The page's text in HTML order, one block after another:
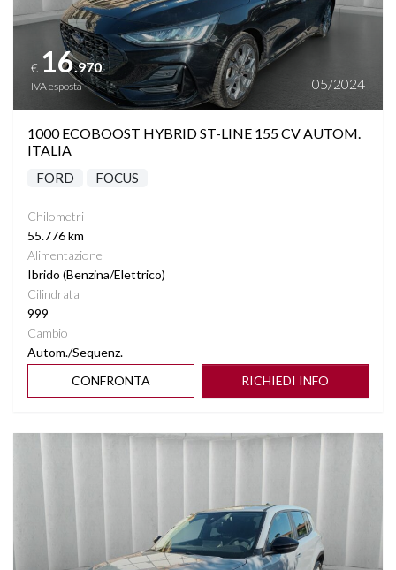
€ 16.970
IVA esposta 05/2024
1000 ECOBOOST HYBRID ST-LINE 155 CV AUTOM.
ITALIA
FORD FOCUS
Chilometri
55.776 km
Alimentazione
Ibrido (Benzina/Elettrico)
Cilindrata
999
Cambio
Autom./Sequenz.
CONFRONTA
RICHIEDI INFO
Vedi dettagli